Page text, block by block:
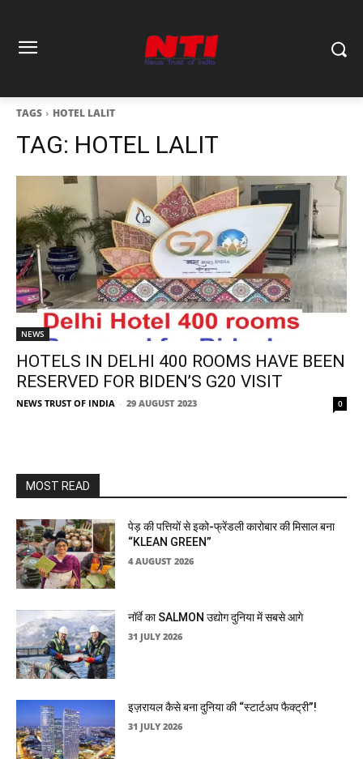
TAGS HOTEL LALIT
TAG: HOTEL LALIT
NEWS
HOTELS IN DELHI 400 ROOMS HAVE BEEN
RESERVED FOR BIDEN’S G20 VISIT
NEWS TRUST OF INDIA - 29 AUGUST 2023 0
MOST READ
पेड़ की पत्तियों से इको-फ्रेंडली कारोबार की मिसाल बना
“KLEAN GREEN”
4 AUGUST 2026
नॉर्वे का SALMON उद्योग दुनिया में सबसे आगे
31 JULY 2026
इज़रायल कैसे बना दुनिया की “स्टार्टअप फैक्ट्री”!
31 JULY 2026